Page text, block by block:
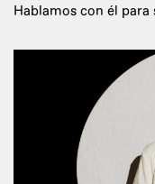
Hablamos con él